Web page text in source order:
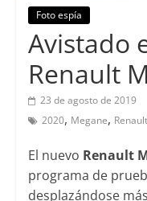
Foto espía
Avistado
Renault
23 de agosto de 2019
2020, Megane, Renault
El nuevo Renault
programa de
desplazándose